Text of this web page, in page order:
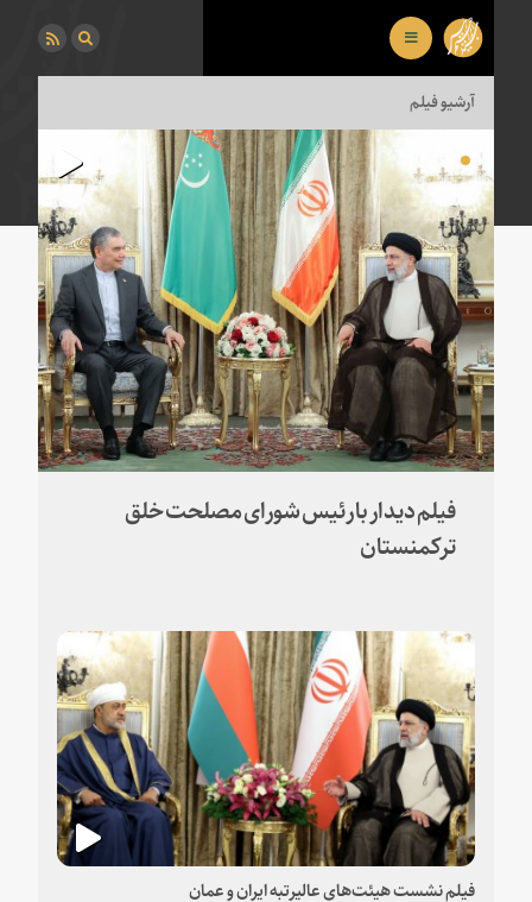
آرشیو فیلم
فیلم دیدار با رئیس شورای مصلحت خلق
ترکمنستان
فیلم نشست هیئت‌های عالیرتبه ایران و عمان